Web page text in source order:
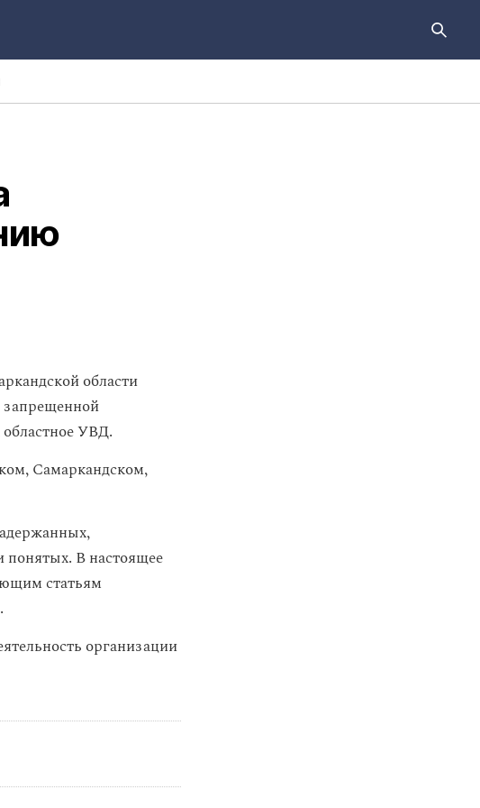
области
запрещенной
УВД.
Самаркандском,
понятых. В настоящее
статьям
организации